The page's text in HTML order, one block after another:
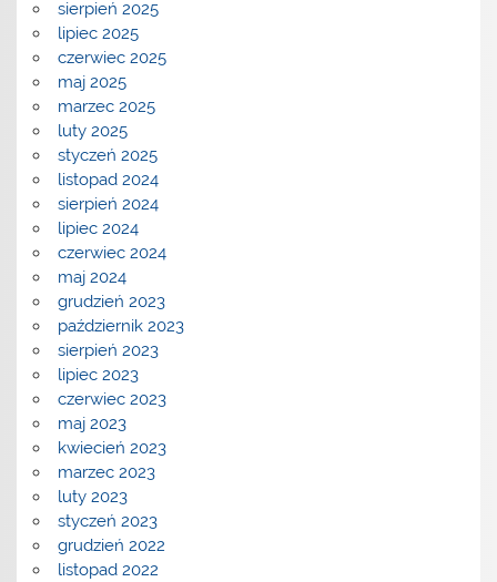
sierpień 2025
lipiec 2025
czerwiec 2025
maj 2025
marzec 2025
luty 2025
styczeń 2025
listopad 2024
sierpień 2024
lipiec 2024
czerwiec 2024
maj 2024
grudzień 2023
październik 2023
sierpień 2023
lipiec 2023
czerwiec 2023
maj 2023
kwiecień 2023
marzec 2023
luty 2023
styczeń 2023
grudzień 2022
listopad 2022